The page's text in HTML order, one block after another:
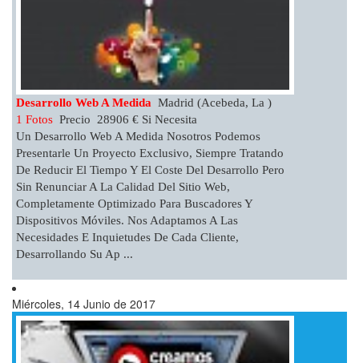
Desarrollo Web A Medida Madrid (Acebeda, La )
1 Fotos Precio 28906 € Si Necesita
Un Desarrollo Web A Medida Nosotros Podemos
Presentarle Un Proyecto Exclusivo, Siempre Tratando
De Reducir El Tiempo Y El Coste Del Desarrollo Pero
Sin Renunciar A La Calidad Del Sitio Web,
Completamente Optimizado Para Buscadores Y
Dispositivos Móviles. Nos Adaptamos A Las
Necesidades E Inquietudes De Cada Cliente,
Desarrollando Su Ap ...
Miércoles, 14 Junio de 2017